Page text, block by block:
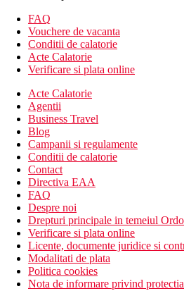
sanitare proprii (baie, uscator
Cazare contra cost
Camera standard cu vedere
Camera standard cu vedere la
Camera superioara - mai
Descrierea hotelului
hol de intrare cu receptie
restaurantul principal
bar de pe acoperiș
bar de zi
Wi-Fi (gratuit)
piscina pe acoperis si cada
(sezlonguri si umbrele
cu 1,50 EUR)
fitness
Centru SPA
Descrierea plajei
nisipos
umbrele de soare si
FAQ
Vouchere de vacanta
Conditii de calatorie
Acte Calatorie
Verificare si plata online
Acte Calatorie
Agentii
Business Travel
Blog
Campanii si regulamente
Conditii de calatorie
Contact
Directiva EAA
FAQ
Despre noi
Drepturi principale in temeiul
Verificare si plata online
Licente, documente juridice si
Modalitati de plata
Politica cookies
Nota de informare privind